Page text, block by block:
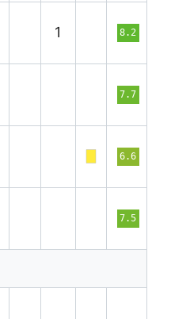
1 8.2
7.7
6.6
7.5